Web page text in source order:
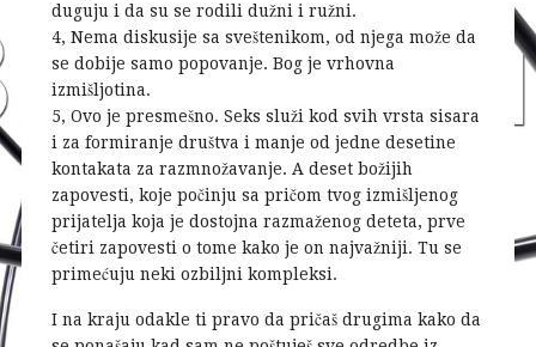
duguju i da su se rodili dužni i ružni.
4, Nema diskusije sa sveštenikom, od njega može da
se dobije samo popovanje. Bog je vrhovna
izmišljotina.
5, Ovo je presmešno. Seks služi kod svih vrsta sisara
i za formiranje društva i manje od jedne desetine
kontakata za razmnožavanje. A deset božijih
zapovesti, koje počinju sa pričom tvog izmišljenog
prijatelja koja je dostojna razmaženog deteta, prve
četiri zapovesti o tome kako je on najvažniji. Tu se
primećuju neki ozbiljni kompleksi.
I na kraju odakle ti pravo da pričaš drugima kako da